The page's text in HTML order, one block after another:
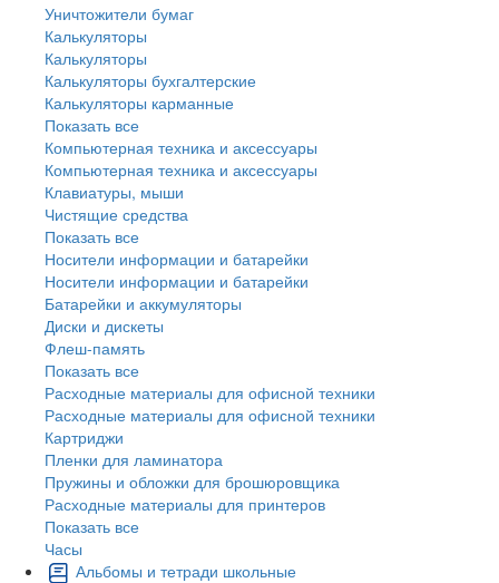
Уничтожители бумаг
Калькуляторы
Калькуляторы
Калькуляторы бухгалтерские
Калькуляторы карманные
Показать все
Компьютерная техника и аксессуары
Компьютерная техника и аксессуары
Клавиатуры, мыши
Чистящие средства
Показать все
Носители информации и батарейки
Носители информации и батарейки
Батарейки и аккумуляторы
Диски и дискеты
Флеш-память
Показать все
Расходные материалы для офисной техники
Расходные материалы для офисной техники
Картриджи
Пленки для ламинатора
Пружины и обложки для брошюровщика
Расходные материалы для принтеров
Показать все
Часы
Альбомы и тетради школьные